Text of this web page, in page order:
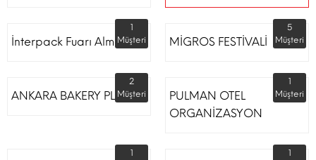
İnterpack Fuarı Almanya
1
Müşteri
MİGROS FESTİVALİ
5
Müşteri
ANKARA BAKERY PLUS
2
Müşteri
PULMAN OTEL
ORGANİZASYON
1
Müşteri
1
1